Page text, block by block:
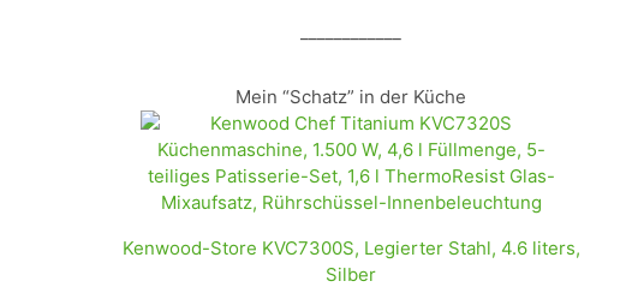
Mein “Schatz” in der Küche
Kenwood-Store KVC7300S, Legierter Stahl, 4.6 liters,
Silber